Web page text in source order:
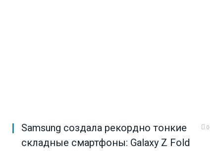
Samsung создала рекордно тонкие
складные смартфоны: Galaxy Z Fold
0